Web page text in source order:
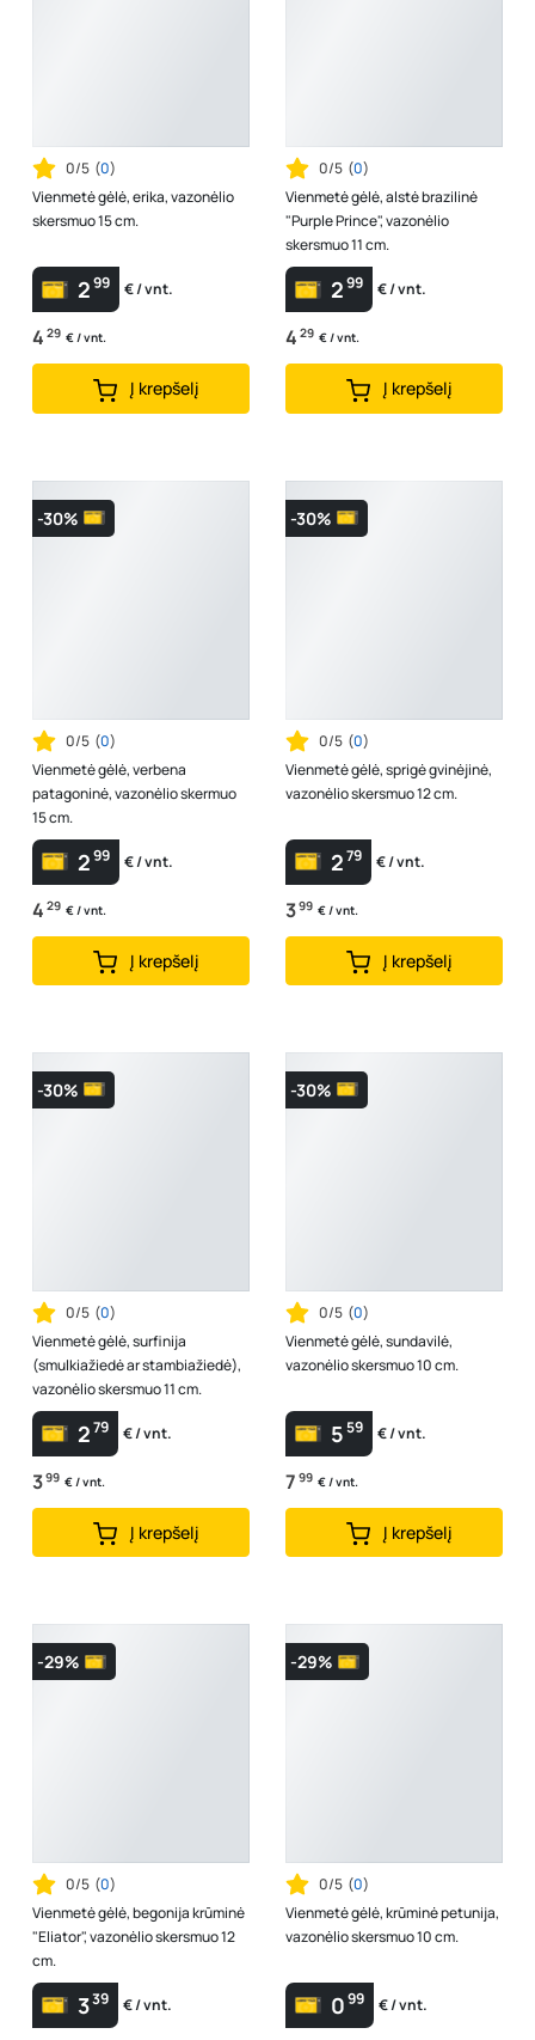
0/5 (0)
Vienmetė gėlė, erika, vazonėlio
skersmuo 15 cm.
299 € / vnt.
4 29 € / vnt.
Į krepšelį
0/5 (0)
Vienmetė gėlė, alstė brazilinė
"Purple Prince", vazonėlio
skersmuo 11 cm.
299 € / vnt.
4 29 € / vnt.
Į krepšelį
-30%
0/5 (0)
Vienmetė gėlė, verbena
patagoninė, vazonėlio skermuo
15 cm.
299 € / vnt.
4 29 € / vnt.
Į krepšelį
-30%
0/5 (0)
Vienmetė gėlė, sprigė gvinėjinė,
vazonėlio skersmuo 12 cm.
279 € / vnt.
399 € / vnt.
Į krepšelį
-30%
0/5 (0)
Vienmetė gėlė, surfinija
(smulkiažiedė ar stambiažiedė),
vazonėlio skersmuo 11 cm.
279 € / vnt.
399 € / vnt.
Į krepšelį
-30%
0/5 (0)
Vienmetė gėlė, sundavilė,
vazonėlio skersmuo 10 cm.
559 € / vnt.
7 99 € / vnt.
Į krepšelį
-29%
0/5 (0)
Vienmetė gėlė, begonija krūminė
"Eliator", vazonėlio skersmuo 12
cm.
339 € / vnt.
-29%
0/5 (0)
Vienmetė gėlė, krūminė petunija,
vazonėlio skersmuo 10 cm.
099 € / vnt.